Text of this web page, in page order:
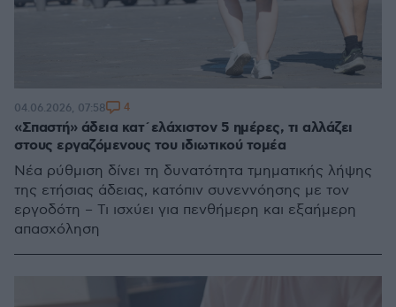
«Σπαστή» άδεια κατ΄ελάχιστον 5 ημέρες, τι αλλάζει
στους εργαζόμενους του ιδιωτικού τομέα
Νέα ρύθμιση δίνει τη δυνατότητα τμηματικής λήψης
της ετήσιας άδειας, κατόπιν συνεννόησης με τον
εργοδότη – Τι ισχύει για πενθήμερη και εξαήμερη
απασχόληση
04.06.2026, 07:58 4